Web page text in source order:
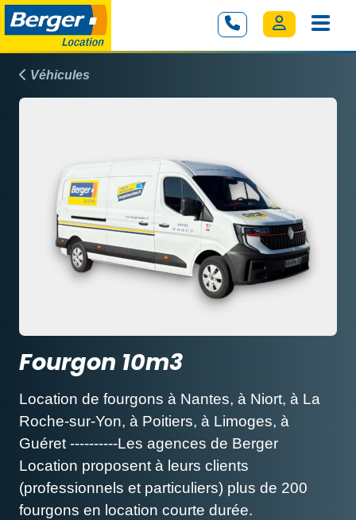
Véhicules
Fourgon 10m3
Location de fourgons à Nantes, à Niort, à La
Roche-sur-Yon, à Poitiers, à Limoges, à
Guéret ----------Les agences de Berger
Location proposent à leurs clients
(professionnels et particuliers) plus de 200
fourgons en location courte durée.